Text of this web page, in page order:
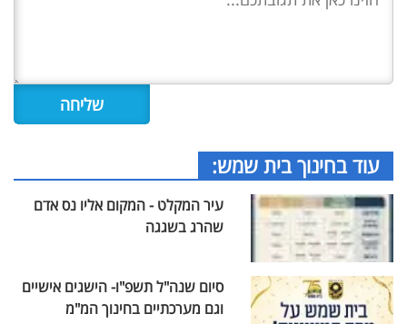
עוד בחינוך בית שמש:
עיר המקלט - המקום אליו נס אדם
שהרג בשגגה
סיום שנה"ל תשפ"ו- הישגים אישיים
וגם מערכתיים בחינוך המ"מ